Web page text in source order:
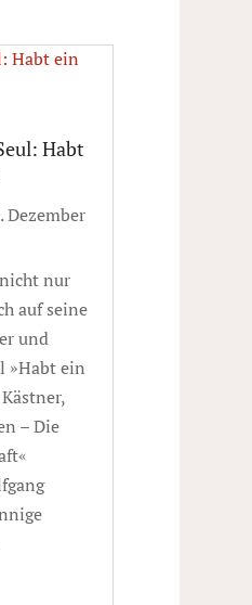
Habt
Dezember
nur
auf seine
und
»Habt ein
– Die